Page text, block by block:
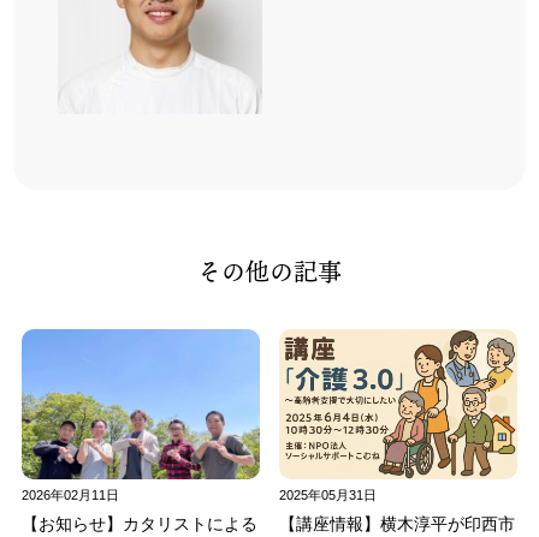
その他の記事
2026年02月11日
【お知らせ】カタリストによる
2025年05月31日
【講座情報】横木淳平が印西市